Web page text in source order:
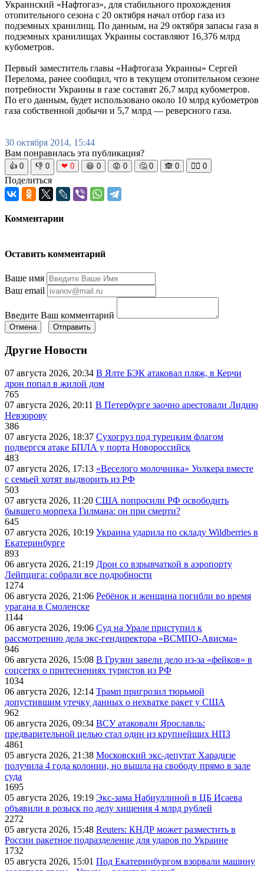
Украинский «Нафтогаз», для стабильного прохождения
отопительного сезона с 20 октября начал отбор газа из
подземных хранилищ. По данным, на 29 октября запасы газа в
подземных хранилищах Украины составляют 16,376 млрд
кубометров.
Первый заместитель главы «Нафтогаза Украины» Сергей
Перелома, ранее сообщил, что в текущем отопительном сезоне
потребности Украины в газе составят 26,7 млрд кубометров.
По его данным, будет использовано около 10 млрд кубометров
газа собственной добычи и 5,7 млрд — реверсного газа.
30 октября 2014, 15:44
Вам понравилась эта публикация?
👍 0 👎 0 ❤ 0 😆 0 😡 0 🤔 0 🙈 0 🧘‍♀️ 0
Поделиться
Комментарии
Оставить комментарий
Ваше имя
Ваш email
Введите Ваш комментарий
Отмена Отправить
Другие Новости
07 августа 2026, 20:34 В Ялте БЭК атаковал пляж, в Керчи
дрон попал в жилой дом
765
07 августа 2026, 20:11 В Петербурге заочно арестовали Лидию
Невзорову
386
07 августа 2026, 18:37 Сухогруз под турецким флагом
подвергся атаке БПЛА у порта Новороссийск
483
07 августа 2026, 17:13 «Веселого молочника» Уолкера вместе
с семьей хотят выдворить из РФ
503
07 августа 2026, 11:20 США попросили РФ освободить
бывшего морпеха Гилмана: он при смерти?
645
07 августа 2026, 10:19 Украина ударила по складу Wildberries в
Екатеринбурге
893
06 августа 2026, 21:19 Дрон со взрывчаткой в аэропорту
Лейпцига: собрали все подробности
1274
06 августа 2026, 21:06 Ребёнок и женщина погибли во время
урагана в Смоленске
1144
06 августа 2026, 19:06 Суд на Урале приступил к
рассмотрению дела экс-гендиректора «ВСМПО-Ависма»
946
06 августа 2026, 15:08 В Грузии завели дело из-за «фейков» в
соцсетях о притеснениях туристов из РФ
1034
06 августа 2026, 12:14 Трамп пригрозил тюрьмой
допустившим утечку данных о нехватке ракет у США
962
06 августа 2026, 09:34 ВСУ атаковали Ярославль:
предварительной целью стал один из крупнейших НПЗ
4861
05 августа 2026, 21:38 Московский экс-депутат Харадизе
получила 4 года колонии, но вышла на свободу прямо в зале
суда
1695
05 августа 2026, 19:19 Экс-зама Набиуллиной в ЦБ Исаева
объявили в розыск по делу хищения 4 млрд рублей
2272
05 августа 2026, 15:48 Reuters: КНДР может разместить в
России ракетное подразделение для ударов по Украине
1732
05 августа 2026, 15:01 Под Екатеринбургом взорвали машину